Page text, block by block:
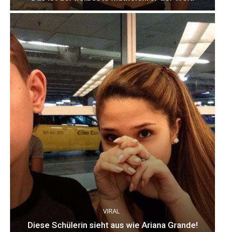
VIRAL
Diese Schülerin sieht aus wie Ariana Grande!